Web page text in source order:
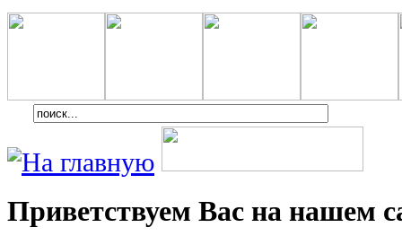
Приветствуем Вас на нашем